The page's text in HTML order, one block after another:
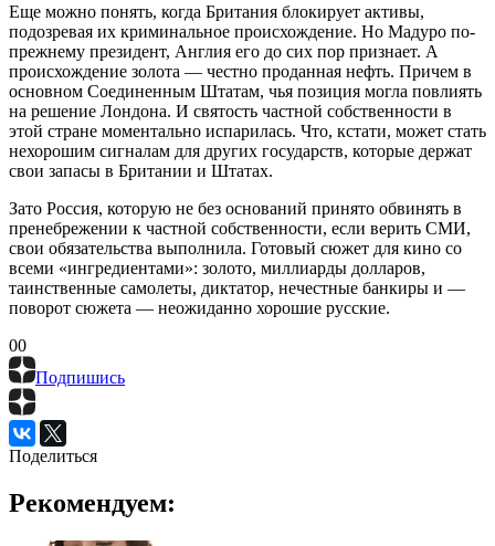
Еще можно понять, когда Британия блокирует активы,
подозревая их криминальное происхождение. Но Мадуро по-
прежнему президент, Англия его до сих пор признает. А
происхождение золота — честно проданная нефть. Причем в
основном Соединенным Штатам, чья позиция могла повлиять
на решение Лондона. И святость частной собственности в
этой стране моментально испарилась. Что, кстати, может стать
нехорошим сигналам для других государств, которые держат
свои запасы в Британии и Штатах.
Зато Россия, которую не без оснований принято обвинять в
пренебрежении к частной собственности, если верить СМИ,
свои обязательства выполнила. Готовый сюжет для кино со
всеми «ингредиентами»: золото, миллиарды долларов,
таинственные самолеты, диктатор, нечестные банкиры и —
поворот сюжета — неожиданно хорошие русские.
00
Подпишись
Поделиться
Рекомендуем: